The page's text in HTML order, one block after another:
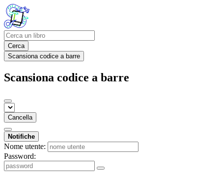
Cerca
Scansiona codice a barre
Scansiona codice a barre
Cancella
Notifiche
Nome utente:
Password: